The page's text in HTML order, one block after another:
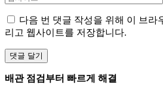
다음 번 댓글 작성을 위해 이 브라
리고 웹사이트를 저장합니다.
배관 점검부터 빠르게 해결